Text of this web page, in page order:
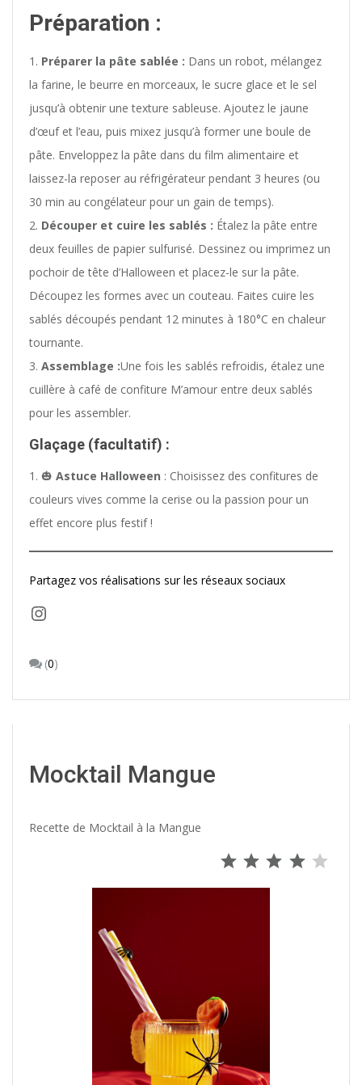
Préparation :
Préparer la pâte sablée : Dans un robot, mélangez
la farine, le beurre en morceaux, le sucre glace et le sel
jusqu’à obtenir une texture sableuse. Ajoutez le jaune
d’œuf et l’eau, puis mixez jusqu’à former une boule de
pâte. Enveloppez la pâte dans du film alimentaire et
laissez-la reposer au réfrigérateur pendant 3 heures (ou
30 min au congélateur pour un gain de temps).
Découper et cuire les sablés : Étalez la pâte entre
deux feuilles de papier sulfurisé. Dessinez ou imprimez un
pochoir de tête d’Halloween et placez-le sur la pâte.
Découpez les formes avec un couteau. Faites cuire les
sablés découpés pendant 12 minutes à 180°C en chaleur
tournante.
Assemblage :Une fois les sablés refroidis, étalez une
cuillère à café de confiture M’amour entre deux sablés
pour les assembler.
Glaçage (facultatif) :
🎃 Astuce Halloween : Choisissez des confitures de
couleurs vives comme la cerise ou la passion pour un
effet encore plus festif !
Partagez vos réalisations sur les réseaux sociaux
Instagram
(0)
Mocktail Mangue
Recette de Mocktail à la Mangue